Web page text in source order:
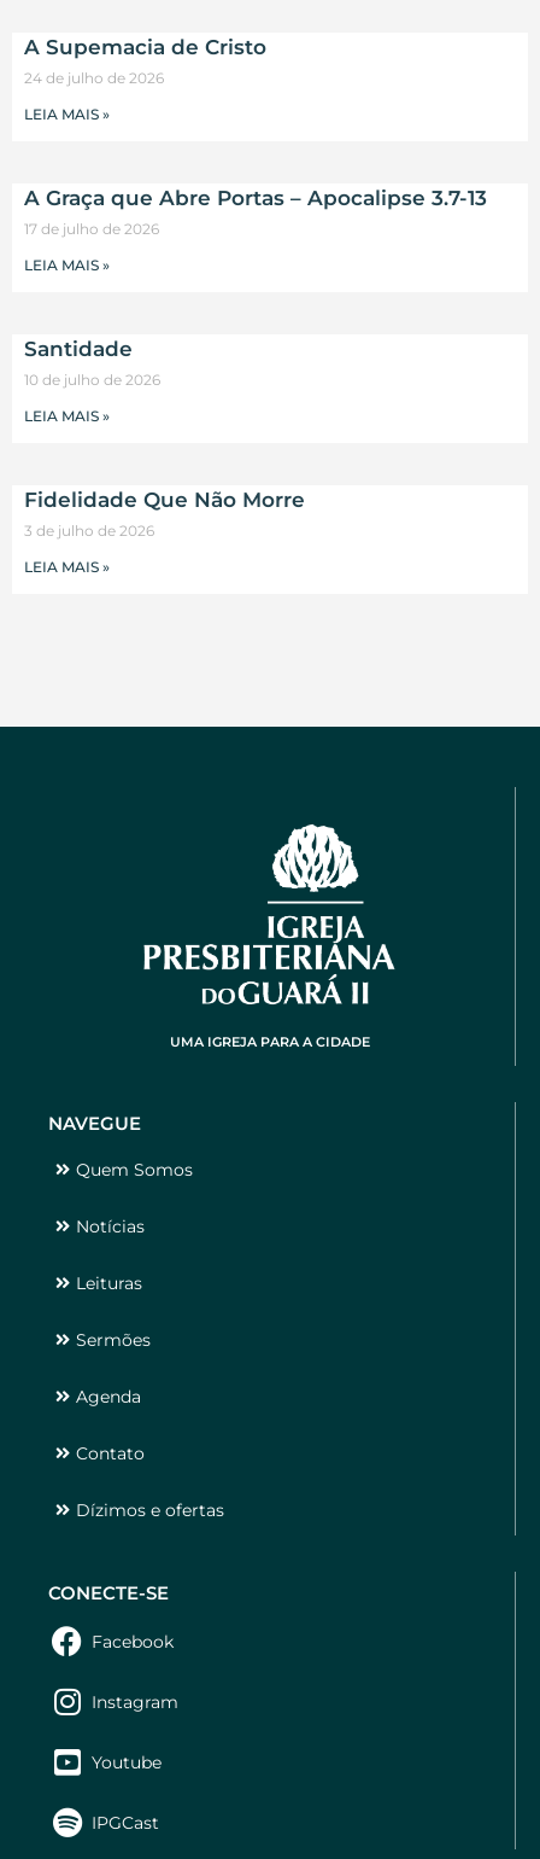
A Supemacia de Cristo
24 de julho de 2026
LEIA MAIS »
A Graça que Abre Portas – Apocalipse 3.7-13
17 de julho de 2026
LEIA MAIS »
Santidade
10 de julho de 2026
LEIA MAIS »
Fidelidade Que Não Morre
3 de julho de 2026
LEIA MAIS »
UMA IGREJA PARA A CIDADE
NAVEGUE
Quem Somos
Notícias
Leituras
Sermões
Agenda
Contato
Dízimos e ofertas
CONECTE-SE
Facebook
Instagram
Youtube
IPGCast